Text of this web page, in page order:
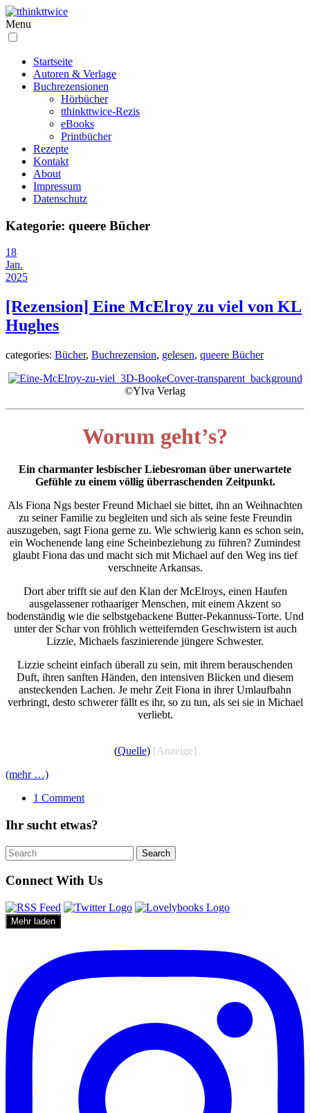
Menu
Startseite
Autoren & Verlage
Buchrezensionen
Hörbücher
tthinkttwice-Rezis
eBooks
Printbücher
Rezepte
Kontakt
About
Impressum
Datenschutz
Kategorie: queere Bücher
18
Jan.
2025
[Rezension] Eine McElroy zu viel von KL
Hughes
categories: Bücher, Buchrezension, gelesen, queere Bücher
©Ylva Verlag
Worum geht’s?
Ein charmanter lesbischer Liebesroman über unerwartete
Gefühle zu einem völlig überraschenden Zeitpunkt.
Als Fiona Ngs bester Freund Michael sie bittet, ihn an Weihnachten
zu seiner Familie zu begleiten und sich als seine feste Freundin
auszugeben, sagt Fiona gerne zu. Wie schwierig kann es schon sein,
ein Wochenende lang eine Scheinbeziehung zu führen? Zumindest
glaubt Fiona das und macht sich mit Michael auf den Weg ins tief
verschneite Arkansas.
Dort aber trifft sie auf den Klan der McElroys, einen Haufen
ausgelassener rothaariger Menschen, mit einem Akzent so
bodenständig wie die selbstgebackene Butter-Pekannuss-Torte. Und
unter der Schar von fröhlich wetteifernden Geschwistern ist auch
Lizzie, Michaels faszinierende jüngere Schwester.
Lizzie scheint einfach überall zu sein, mit ihrem berauschenden
Duft, ihren sanften Händen, den intensiven Blicken und diesem
ansteckenden Lachen. Je mehr Zeit Fiona in ihrer Umlaufbahn
verbringt, desto schwerer fällt es ihr, so zu tun, als sei sie in Michael
verliebt.
(Quelle) [Anzeige]
(mehr …)
1 Comment
Ihr sucht etwas?
Search
for:
Search
Connect With Us
Mehr laden